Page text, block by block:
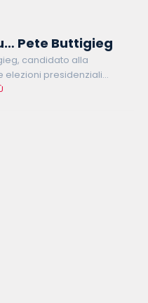
Pete Buttigieg
candidato alla
elezioni presidenziali
è il candidato più